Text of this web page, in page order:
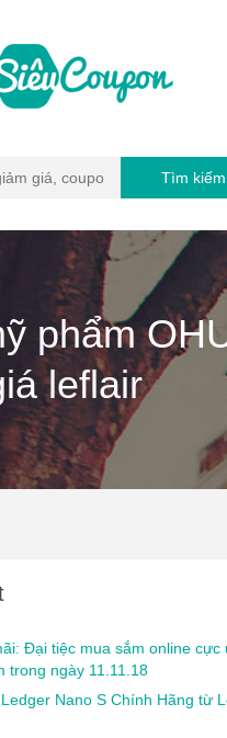
Tìm kiếm
phẩm
leflair
Đại tiệc mua sắm online cực
trong ngày 11.11.18
Nano S Chính Hãng từ